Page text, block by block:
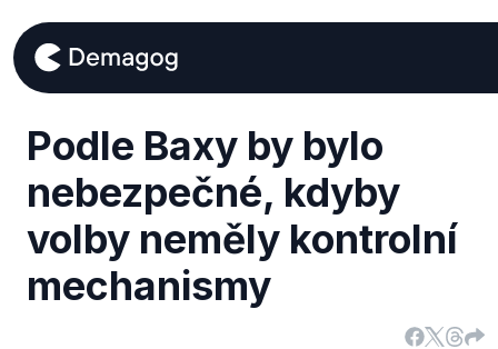
Podle Baxy by bylo
nebezpečné, kdyby
volby neměly kontrolní
mechanismy